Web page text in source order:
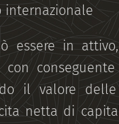
internazionale
essere in
il valore
netta di